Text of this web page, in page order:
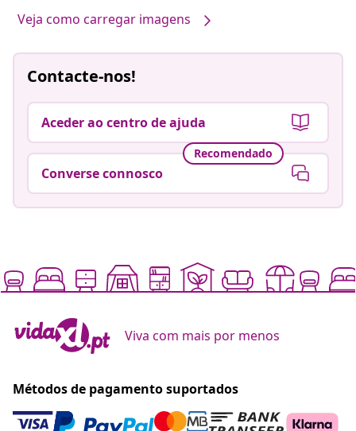
Veja como carregar imagens
Contacte-nos!
Aceder ao centro de ajuda
Recomendado
Converse connosco
Viva com mais por menos
Métodos de pagamento suportados